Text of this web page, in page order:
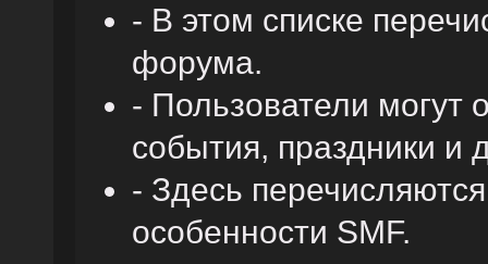
- В этом списке
форума.
- Пользователи могут
события, праздники и
- Здесь
особенности SMF.